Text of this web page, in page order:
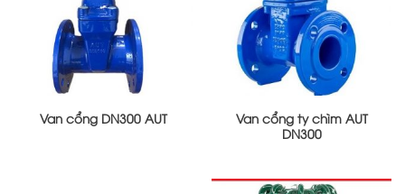
Van cổng DN300 AUT
Van cổng ty chìm AUT
DN300